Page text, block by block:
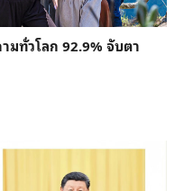
มทั่วโลก 92.9% จับตา